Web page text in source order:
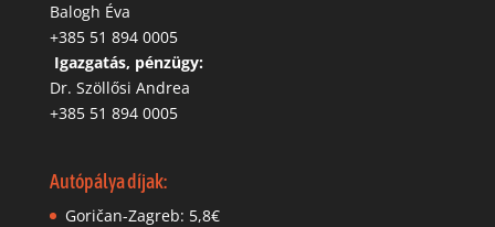
Balogh Éva
+385 51 894 0005
Igazgatás, pénzügy:
Dr. Szöllősi Andrea
+385 51 894 0005
Autópálya díjak:
Goričan-Zagreb: 5,8€